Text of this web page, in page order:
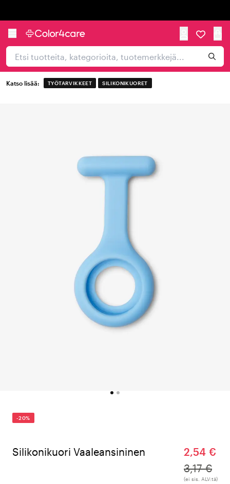
Katso lisää: TYÖTARVIKKEET SILIKONIKUORET
-20%
Silikonikuori Vaaleansininen
2,54 €
3,17 €
(ei sis. ALV:tä)